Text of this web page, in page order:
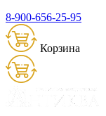
8-900-656-25-95
Корзина